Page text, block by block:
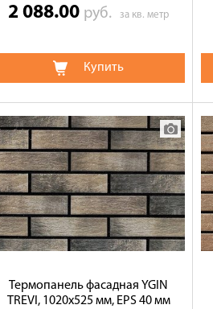
2 088.00 руб.за кв. метр
Купить
Термопанель фасадная YGIN
TREVI, 1020х525 мм, EPS 40 мм